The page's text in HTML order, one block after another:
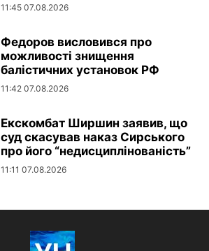
11:45 07.08.2026
Федоров висловився про
можливості знищення
балістичних установок РФ
11:42 07.08.2026
Екскомбат Ширшин заявив, що
суд скасував наказ Сирського
про його “недисциплінованість”
11:11 07.08.2026